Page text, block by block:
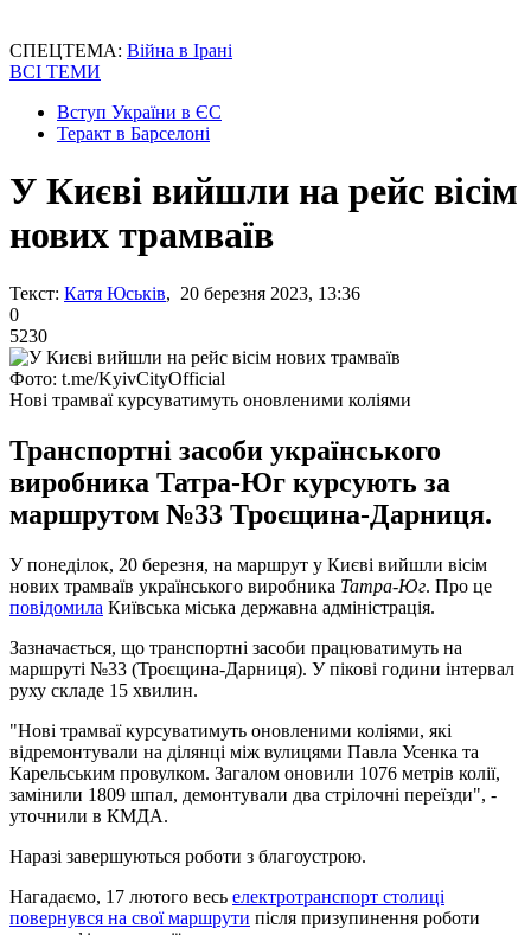
СПЕЦТЕМА: Війна в Ірані
ВСІ ТЕМИ
Вступ України в ЄС
Теракт в Барселоні
У Києві вийшли на рейс вісім
нових трамваїв
Текст: Катя Юськів, 20 березня 2023, 13:36
0
5230
Фото: t.me/KyivCityOfficial
Нові трамваї курсуватимуть оновленими коліями
Транспортні засоби українського
виробника Татра-Юг курсують за
маршрутом №33 Троєщина-Дарниця.
У понеділок, 20 березня, на маршрут у Києві вийшли вісім
нових трамваїв українського виробника Татра-Юг. Про це
повідомила Київська міська державна адміністрація.
Зазначається, що транспортні засоби працюватимуть на
маршруті №33 (Троєщина-Дарниця). У пікові години інтервал
руху складе 15 хвилин.
"Нові трамваї курсуватимуть оновленими коліями, які
відремонтували на ділянці між вулицями Павла Усенка та
Карельським провулком. Загалом оновили 1076 метрів колії,
замінили 1809 шпал, демонтували два стрілочні переїзди", -
уточнили в КМДА.
Наразі завершуються роботи з благоустрою.
Нагадаємо, 17 лютого весь електротранспорт столиці
повернувся на свої маршрути після призупинення роботи